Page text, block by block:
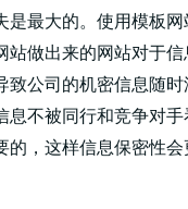
是最大的。使用模板
站做出来的网站对于
致公司的机密信息随
息不被同行和竞争对
的，这样信息保密性会